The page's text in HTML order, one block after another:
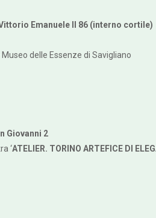
Emanuele II 86 (interno cortile)
delle Essenze di Savigliano
Giovanni 2
‘ATELIER. TORINO ARTEFICE DI